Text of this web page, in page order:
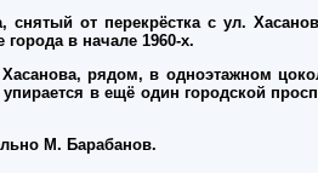
снятый от перекрёстка с ул.
в начале 1960-х.
рядом, в одноэтажном
в ещё один городской
М. Барабанов.